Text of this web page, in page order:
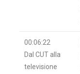
00:06:22
Dal CUT alla
televisione